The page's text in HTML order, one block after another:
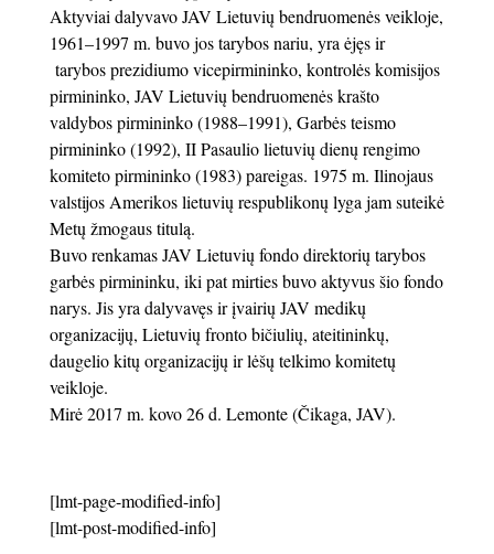
Aktyviai dalyvavo JAV Lietuvių bendruomenės veikloje,
1961–1997 m. buvo jos tarybos nariu, yra ėjęs ir
tarybos prezidiumo vicepirmininko, kontrolės komisijos
pirmininko, JAV Lietuvių bendruomenės krašto
valdybos pirmininko (1988–1991), Garbės teismo
pirmininko (1992), II Pasaulio lietuvių dienų rengimo
komiteto pirmininko (1983) pareigas. 1975 m. Ilinojaus
valstijos Amerikos lietuvių respublikonų lyga jam suteikė
Metų žmogaus titulą.
Buvo renkamas JAV Lietuvių fondo direktorių tarybos
garbės pirmininku, iki pat mirties buvo aktyvus šio fondo
narys. Jis yra dalyvavęs ir įvairių JAV medikų
organizacijų, Lietuvių fronto bičiulių, ateitininkų,
daugelio kitų organizacijų ir lėšų telkimo komitetų
veikloje.
Mirė 2017 m. kovo 26 d. Lemonte (Čikaga, JAV).
[lmt-page-modified-info]
[lmt-post-modified-info]